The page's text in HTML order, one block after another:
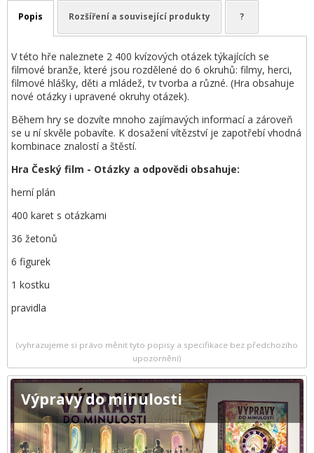
Popis Rozšíření a související produkty ?
V této hře naleznete 2 400 kvízových otázek týkajících se
filmové branže, které jsou rozdělené do 6 okruhů: filmy, herci,
filmové hlášky, děti a mládež, tv tvorba a různé. (Hra obsahuje
nové otázky i upravené okruhy otázek).
Během hry se dozvíte mnoho zajímavých informací a zároveň
se u ní skvěle pobavíte. K dosažení vítězství je zapotřebí vhodná
kombinace znalostí a štěstí.
Hra Český film - Otázky a odpovědi obsahuje:
herní plán
400 karet s otázkami
36 žetonů
6 figurek
1 kostku
pravidla
(vyhrazujeme si právo měnit tyto popisy a specifikace bez předchozího
upozornění)
Výpravy do minulosti